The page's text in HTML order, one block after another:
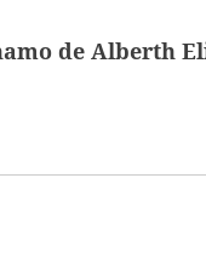
de Alberth